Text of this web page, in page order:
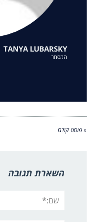
TANYA LUBARSKY
המסחר
« פוסט קודם
השארת תגובה